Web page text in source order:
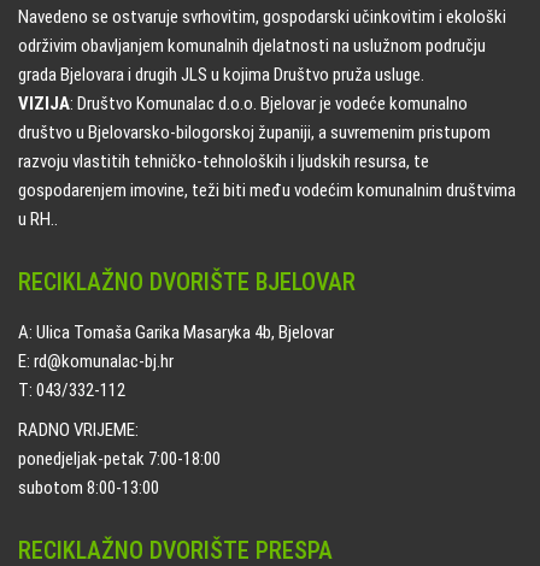
Navedeno se ostvaruje svrhovitim, gospodarski učinkovitim i ekološki
održivim obavljanjem komunalnih djelatnosti na uslužnom području
grada Bjelovara i drugih JLS u kojima Društvo pruža usluge.
VIZIJA: Društvo Komunalac d.o.o. Bjelovar je vodeće komunalno
društvo u Bjelovarsko-bilogorskoj županiji, a suvremenim pristupom
razvoju vlastitih tehničko-tehnoloških i ljudskih resursa, te
gospodarenjem imovine, teži biti među vodećim komunalnim društvima
u RH..
RECIKLAŽNO DVORIŠTE BJELOVAR
A: Ulica Tomaša Garika Masaryka 4b, Bjelovar
E: rd@komunalac-bj.hr
T: 043/332-112
RADNO VRIJEME:
ponedjeljak-petak 7:00-18:00
subotom 8:00-13:00
RECIKLAŽNO DVORIŠTE PRESPA